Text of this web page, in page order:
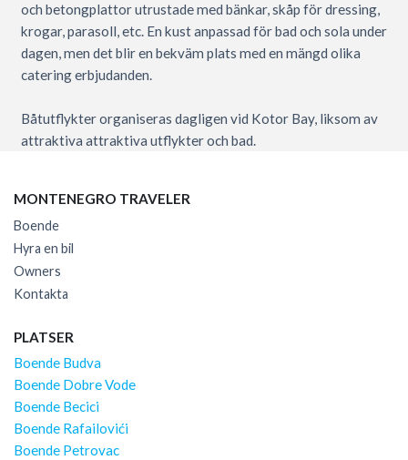
och betongplattor utrustade med bänkar, skåp för dressing,
krogar, parasoll, etc. En kust anpassad för bad och sola under
dagen, men det blir en bekväm plats med en mängd olika
catering erbjudanden.
Båtutflykter organiseras dagligen vid Kotor Bay, liksom av
attraktiva attraktiva utflykter och bad.
MONTENEGRO TRAVELER
Boende
Hyra en bil
Owners
Kontakta
PLATSER
Boende Budva
Boende Dobre Vode
Boende Becici
Boende Rafailovići
Boende Petrovac